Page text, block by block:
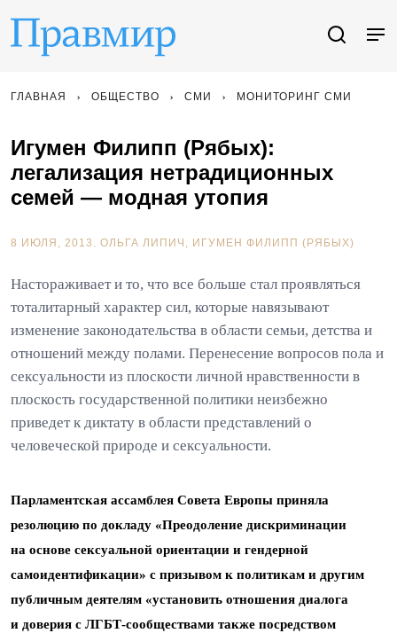
ГЛАВНАЯ ОБЩЕСТВО СМИ МОНИТОРИНГ СМИ
Игумен Филипп (Рябых):
легализация нетрадиционных
семей — модная утопия
8 ИЮЛЯ, 2013. ОЛЬГА ЛИПИЧ ИГУМЕН ФИЛИПП (РЯБЫХ)
Настораживает и то, что все больше стал проявляться
тоталитарный характер сил, которые навязывают
изменение законодательства в области семьи, детства и
отношений между полами. Перенесение вопросов пола и
сексуальности из плоскости личной нравственности в
плоскость государственной политики неизбежно
приведет к диктату в области представлений о
человеческой природе и сексуальности.
Парламентская ассамблея Совета Европы приняла
резолюцию по докладу «Преодоление дискриминации
на основе сексуальной ориентации и гендерной
самоидентификации» с призывом к политикам и другим
публичным деятелям «установить отношения диалога
и доверия с ЛГБТ-сообществами также посредством